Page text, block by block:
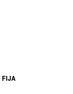
FIJA